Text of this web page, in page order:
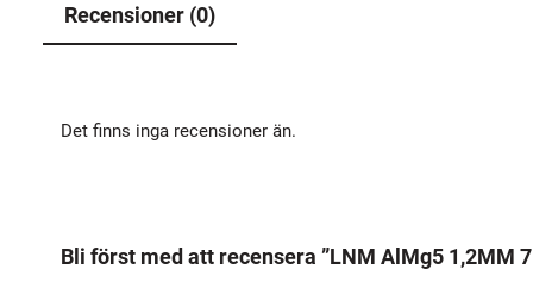
Recensioner (0)
Det finns inga recensioner än.
Bli först med att recensera ”LNM AlMg5 1,2MM 7